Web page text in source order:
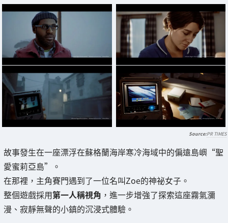
PR TIMES
故事發生在一座漂浮在蘇格蘭海岸寒冷海域中的偏遠島嶼“聖
愛蜜莉亞島”。
在那裡，主角賽門遇到了一位名叫Zoe的神祕女子。
整個遊戲採用第一人稱視角 ，進一步增強了探索這座霧氣瀰
漫、寂靜無聲的小鎮的沉浸式體驗。